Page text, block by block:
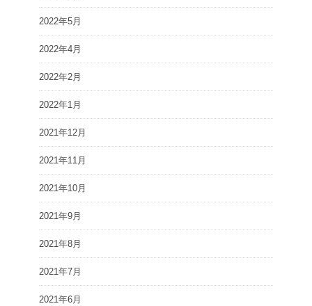
2022年5月
2022年4月
2022年2月
2022年1月
2021年12月
2021年11月
2021年10月
2021年9月
2021年8月
2021年7月
2021年6月